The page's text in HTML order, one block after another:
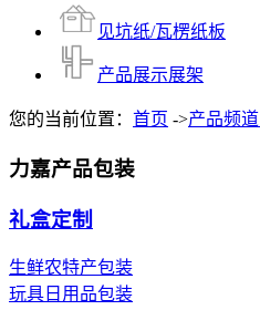
见坑纸/瓦楞纸板
产品展示展架
您的当前位置： 首页 ->产品频道
力嘉产品包装
礼盒定制
生鲜农特产包装
玩具日用品包装